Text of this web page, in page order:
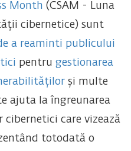
Month (CSAM - Luna
cibernetice) sunt
a reaminti publicului
pentru gestionarea
și multe
ajuta la îngreunarea
care vizează
totodată o